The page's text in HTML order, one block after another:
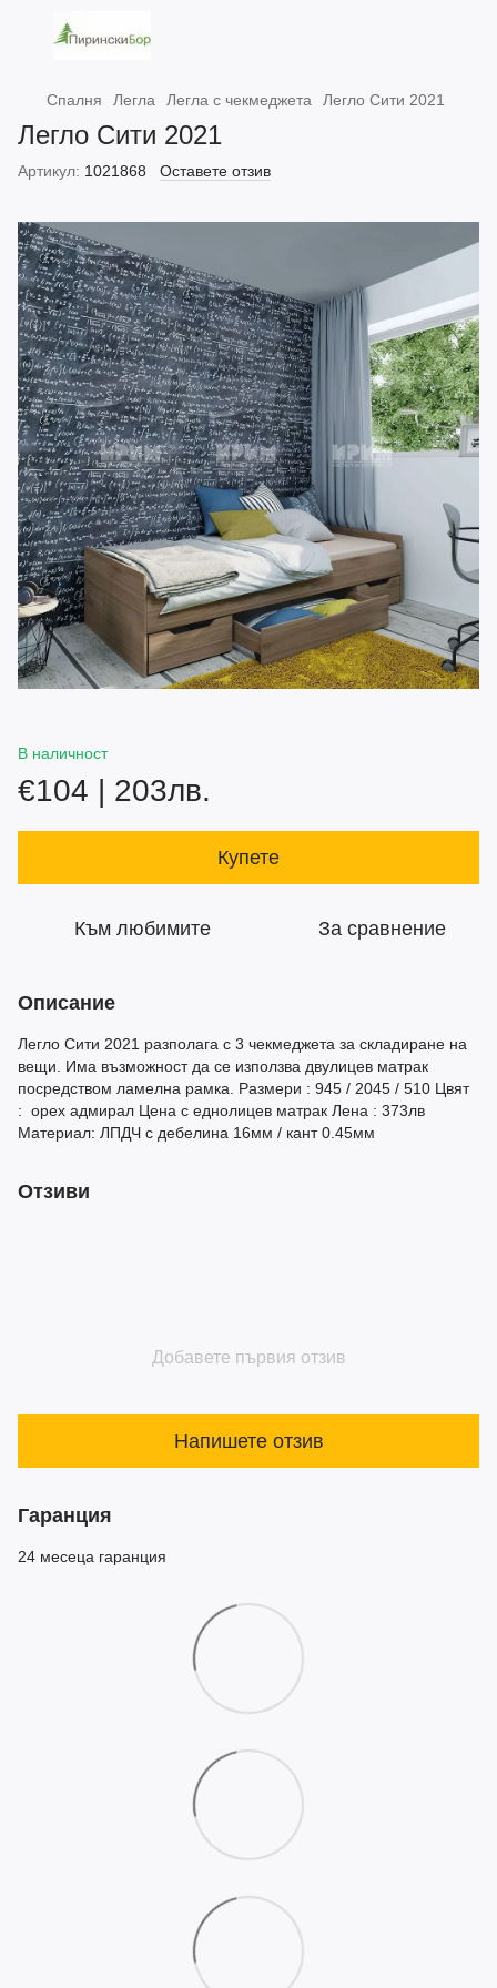
Спалня Легла Легла с чекмеджета Легло Сити 2021
Легло Сити 2021
Артикул: 1021868 Оставете отзив
В наличност
€104 | 203лв.
Купете
Към любимите За сравнение
Описание
Легло Сити 2021 разполага с 3 чекмеджета за складиране на
вещи. Има възможност да се използва двулицев матрак
посредством ламелна рамка. Размери : 945 / 2045 / 510 Цвят
: орех адмирал Цена с еднолицев матрак Лена : 373лв
Материал: ЛПДЧ с дебелина 16мм / кант 0.45мм
Отзиви
Добавете първия отзив
Напишете отзив
Гаранция
24 месеца гаранция